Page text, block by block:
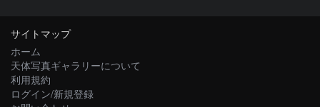
サイトマップ
ホーム
天体写真ギャラリーについて
利用規約
ログイン/新規登録